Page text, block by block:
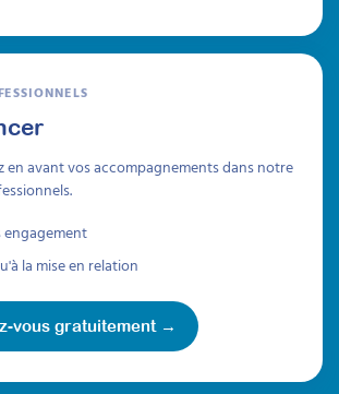
en avant vos accompagnements dans notre
engagement
la mise en relation
vous gratuitement →